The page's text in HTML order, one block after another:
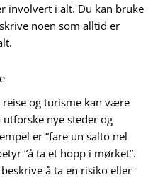
involvert i alt. Du kan bruke
noen som alltid er
og turisme kan være
nye steder og
er “fare un salto nel
“å ta et hopp i mørket”.
å ta en risiko eller